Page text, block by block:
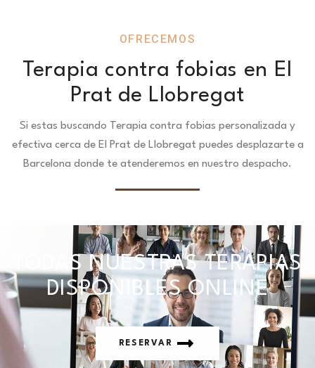
OFRECEMOS
Terapia contra fobias en El
Prat de Llobregat
Si estas buscando Terapia contra fobias personalizada y
efectiva cerca de El Prat de Llobregat puedes desplazarte a
Barcelona donde te atenderemos en nuestro despacho.
TODAS NUESTRAS TERAPIAS
DISPONIBLES ONLINE
RESERVAR